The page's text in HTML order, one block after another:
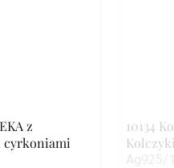
z
cyrkoniami
10134